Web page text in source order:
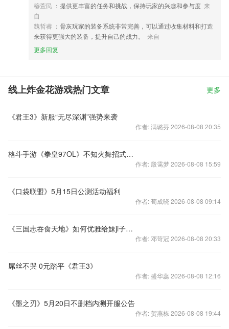
穆萱民 ：提供更丰富的任务和挑战，保持玩家的兴趣和参与度 来
自
魏哲睿 ：骨灰玩家的装备系统非常完善，可以通过收集材料和打造
来获得更强大的装备，提升自己的战力。
来自
更多回复
线上炸金花游戏热门文章 更多
《君王3》新服“无尽深渊”强势来袭
作者: 满璐芬 2026-08-08 20:35
格斗手游《拳皇97OL》不知火舞招式空耳视频
作者: 殷霭梦 2026-08-08 15:59
《口袋联盟》5月15日公测活动福利
作者: 荀成晓 2026-08-08 09:14
《三国志吞食天地》如何优雅给妹ji子you表白
作者: 邓苛冠 2026-08-08 20:33
屌丝不哭 0元踏平《君王3》
作者: 盛华蕊 2026-08-08 12:16
《墨之刃》5月20日不删档内测开服公告
作者: 贺燕栋 2026-08-08 19:44